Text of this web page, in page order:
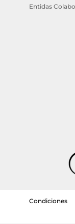
Entidas
Condiciones